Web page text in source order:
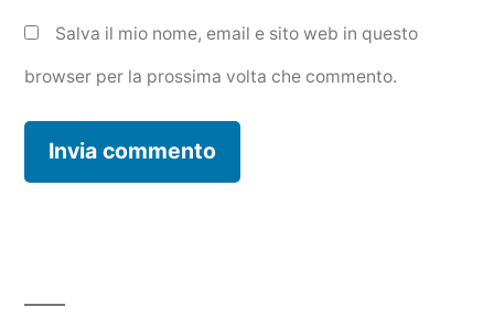
Salva il mio nome, email e sito web in questo
browser per la prossima volta che commento.